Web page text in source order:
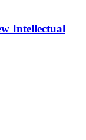
Intellectual